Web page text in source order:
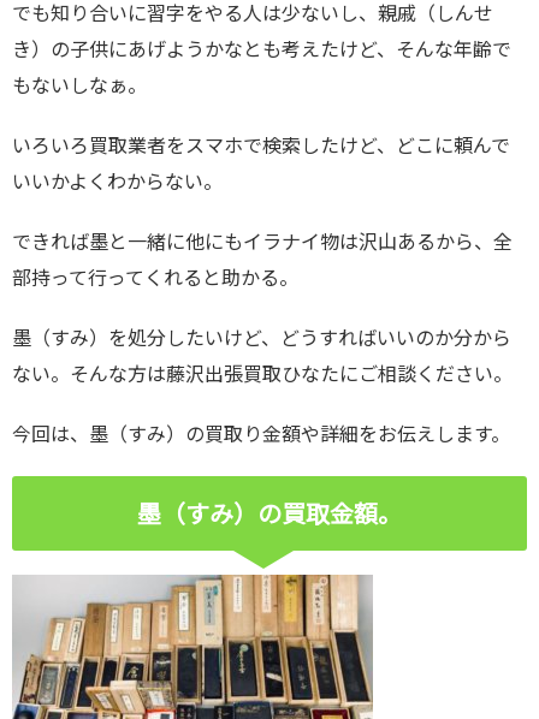
でも知り合いに習字をやる人は少ないし、親戚（しんせ
き）の子供にあげようかなとも考えたけど、そんな年齢で
もないしなぁ。
いろいろ買取業者をスマホで検索したけど、どこに頼んで
いいかよくわからない。
できれば墨と一緒に他にもイラナイ物は沢山あるから、全
部持って行ってくれると助かる。
墨（すみ）を処分したいけど、どうすればいいのか分から
ない。そんな方は藤沢出張買取ひなたにご相談ください。
今回は、墨（すみ）の買取り金額や詳細をお伝えします。
墨（すみ）の買取金額。